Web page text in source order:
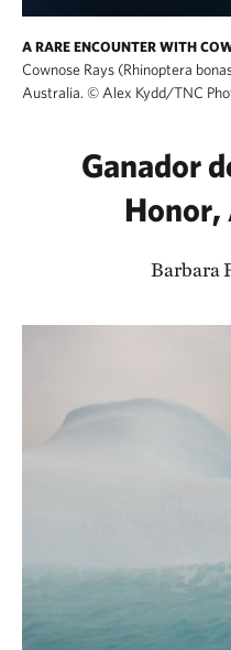
A RARE ENCOUNTER WITH
Cownose Rays (Rhinoptera
Australia. © Alex Kydd/TNC
Ganador
Honor,
Barbara